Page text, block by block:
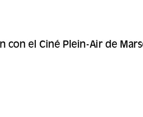
con el Ciné Plein-Air de